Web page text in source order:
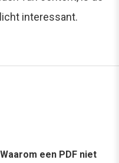
interessant.
een PDF niet